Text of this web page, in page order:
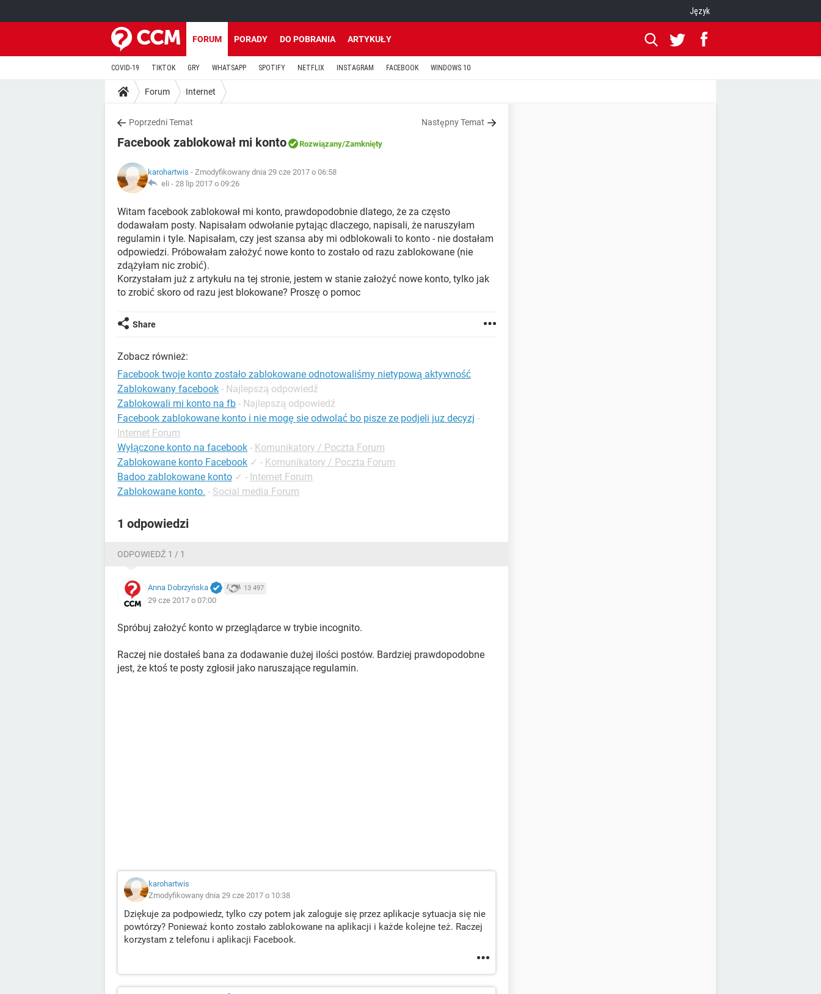
Język
FORUM PORADY DO POBRANIA ARTYKUŁY
COVID-19 TIKTOK GRY WHATSAPP SPOTIFY NETFLIX INSTAGRAM FACEBOOK WINDOWS 10
Forum Internet
Poprzedni Temat Następny Temat
Facebook zablokował mi konto Rozwiązany/Zamknięty
karohartwis - Zmodyfikowany dnia 29 cze 2017 o 06:58
eli - 28 lip 2017 o 09:26
Witam facebook zablokował mi konto, prawdopodobnie dlatego, że za często
dodawałam posty. Napisałam odwołanie pytając dlaczego, napisali, że naruszyłam
regulamin i tyle. Napisałam, czy jest szansa aby mi odblokowali to konto - nie dostałam
odpowiedzi. Próbowałam założyć nowe konto to zostało od razu zablokowane (nie
zdążyłam nic zrobić).
Korzystałam już z artykułu na tej stronie, jestem w stanie założyć nowe konto, tylko jak
to zrobić skoro od razu jest blokowane? Proszę o pomoc
Share
Zobacz również:
Facebook twoje konto zostało zablokowane odnotowaliśmy nietypową aktywność
Zablokowany facebook - Najlepszą odpowiedź
Zablokowali mi konto na fb - Najlepszą odpowiedź
Facebook zablokowane konto i nie mogę sie odwolać bo pisze ze podjeli juz decyzj -
Internet Forum
Wyłączone konto na facebook - Komunikatory / Poczta Forum
Zablokowane konto Facebook ✓ - Komunikatory / Poczta Forum
Badoo zablokowane konto ✓ - Internet Forum
Zablokowane konto. - Social media Forum
1 odpowiedzi
ODPOWIEDŹ 1 / 1
Anna Dobrzyńska 13 497
29 cze 2017 o 07:00
Spróbuj założyć konto w przeglądarce w trybie incognito.
Raczej nie dostałeś bana za dodawanie dużej ilości postów. Bardziej prawdopodobne
jest, że ktoś te posty zgłosił jako naruszające regulamin.
karohartwis
Zmodyfikowany dnia 29 cze 2017 o 10:38
Dziękuje za podpowiedz, tylko czy potem jak zaloguje się przez aplikacje sytuacja się nie
powtórzy? Ponieważ konto zostało zablokowane na aplikacji i każde kolejne też. Raczej
korzystam z telefonu i aplikacji Facebook.